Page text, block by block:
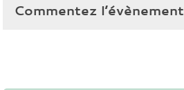
Commentez l’évènement